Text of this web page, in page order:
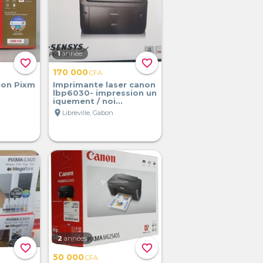
favorite_border
Pixm
favorite_border
1 année
170 000CFA
Imprimante laser canon
lbp6030- impression un
iquement / noi...
location_on Libreville, Gabon
favorite_border favorite_border
2 années
50 000CFA